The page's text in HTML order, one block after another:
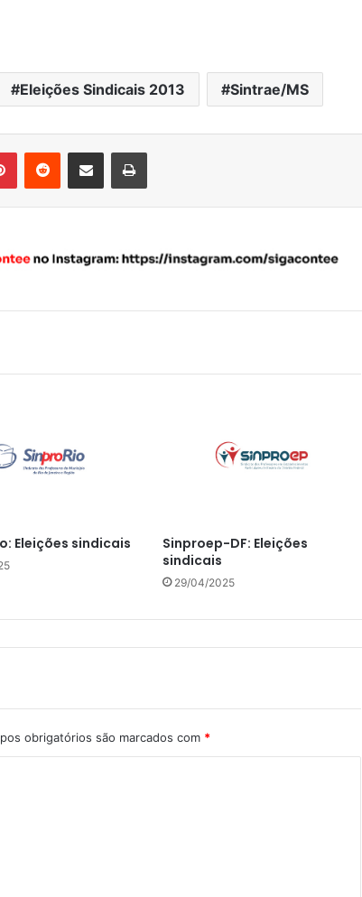
Eleições Sindicais 2013 Sintrae/MS
Eleições sindicais
Sinproep-DF: Eleições
sindicais
29/04/2025
obrigatórios são marcados com *